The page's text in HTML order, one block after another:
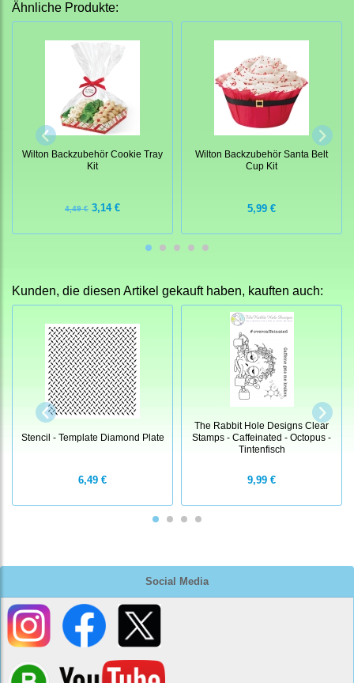
Social Media
Ähnliche Produkte:
Wilton Backzubehör Cookie Tray
Kit
4,49 € 3,14 €
Wilton Backzubehör Santa Belt
Cup Kit
5,99 €
Kunden, die diesen Artikel gekauft haben, kauften auch:
Stencil - Template Diamond Plate
6,49 €
The Rabbit Hole Designs Clear
Stamps - Caffeinated - Octopus -
Tintenfisch
9,99 €